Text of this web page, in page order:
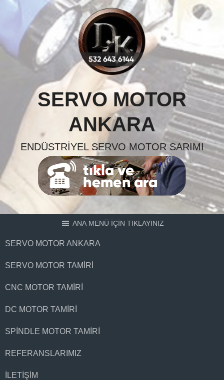
Skip
content
SERVO MOTOR
ANKARA
ENDÜSTRIYEL SERVO MOTOR SARIMI
ANA MENÜ İÇİN TIKLAYINIZ
SERVO MOTOR ANKARA
SERVO MOTOR TAMIRI
CNC MOTOR TAMIRI
DC MOTOR TAMIRI
SPINDLE MOTOR TAMIRI
REFERANSLARIMIZ
İLETIŞIM